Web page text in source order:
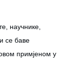
научнике,
се баве
примјеном у